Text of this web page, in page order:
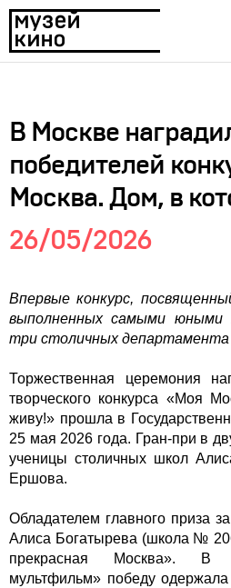
В Москве
победителей
Москва. Дом, в
26/05/2026
Впервые конкурс,
выполненных самыми юными
три столичных департамента
Торжественная церемония
творческого конкурса «Моя
живу!» прошла в
25 мая 2026 года. Гран-при в
ученицы столичных школ
Ершова.
Обладателем главного приза
Алиса Богатырева (школа №
прекрасная Москва». В
мультфильм» победу